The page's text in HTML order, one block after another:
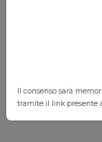
Il consenso sarà
tramite il link presente